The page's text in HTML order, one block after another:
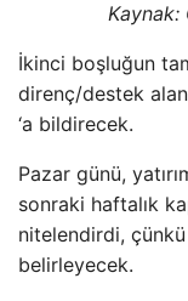
Kaynak:
İkinci boşluğun
direnç/destek
‘a bildirecek.
Pazar günü,
sonraki haftalık
nitelendirdi,
belirleyecek.